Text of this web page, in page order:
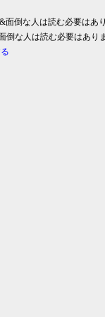
面倒な人は読む必要はあ
倒な人は読む必要はあり